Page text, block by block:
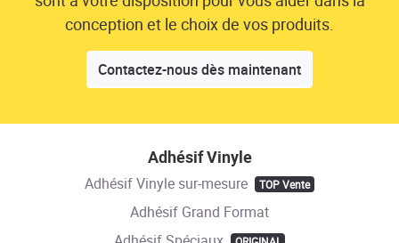
conception et le choix de vos produits.
Contactez-nous dès maintenant
Adhésif Vinyle
Adhésif Vinyle sur-mesure TOP Vente
Adhésif Grand Format